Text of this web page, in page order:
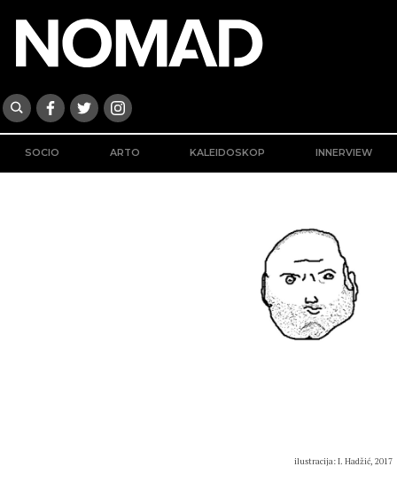
SOCIO ARTO KALEIDOSKOP INNERVIEW
ilustracija: I. Hadžić, 2017